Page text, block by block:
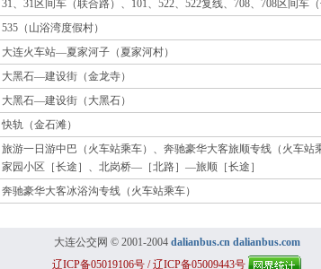
31、31区间车（联合路）、101、522、522复线、708、708区间车（
535（山浴湾度假村）
大连火车站—夏家河子（夏家河村）
大黑石—建设街（金龙寺）
大黑石—建设街（大黑石）
快轨（金石滩）
旅游一日游中巴（火车站乘车）、奔驰豪华大客旅顺专线（火车
家园小区［长途］、北岗桥—［北路］—旅顺［长途］
奔驰豪华大客冰浴沟专线（火车站乘车）
大连公交网 © 2001-2004 dalianbus.cn dalianbus.com
辽ICP备05019106号 / 辽ICP备05009443号